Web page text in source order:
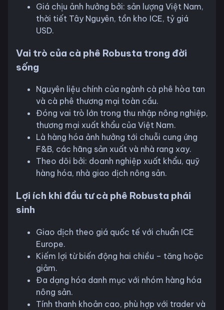
Giá chịu ảnh hưởng bởi: sản lượng Việt Nam,
thời tiết Tây Nguyên, tồn kho ICE, tỷ giá
USD.
Vai trò của cà phê Robusta trong đời
sống
Nguyên liệu chính của ngành cà phê hòa tan
và cà phê thương mại toàn cầu.
Đóng vai trò lớn trong thu nhập nông nghiệp,
thương mại xuất khẩu của Việt Nam.
Là hàng hóa ảnh hưởng tới chuỗi cung ứng
F&B, các hãng sản xuất và nhà rang xay.
Theo dõi bởi: doanh nghiệp xuất khẩu, quỹ
hàng hóa, nhà giao dịch nông sản.
Lợi ích khi đầu tư cà phê Robusta phái
sinh
Giao dịch theo giá quốc tế với chuẩn ICE
Europe.
Kiếm lợi từ biến động hai chiều – tăng hoặc
giảm.
Đa dạng hóa danh mục với nhóm hàng hóa
nông sản.
Tính thanh khoản cao, phù hợp với trader và